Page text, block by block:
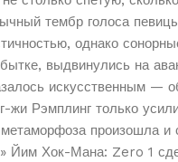
тембр голоса
однако
выдвинулись на
искусственным —
г-жи Рэмплинг только
произошла и
Йим Хок-Мана: Zero 1